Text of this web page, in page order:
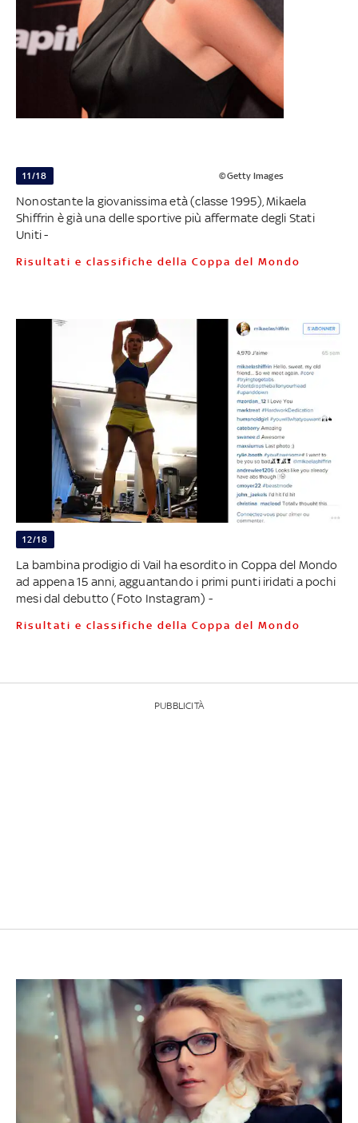
11/18 ©Getty Images
Nonostante la giovanissima età (classe 1995), Mikaela
Shiffrin è già una delle sportive più affermate degli Stati
Uniti -
Risultati e classifiche della Coppa del Mondo
12/18
La bambina prodigio di Vail ha esordito in Coppa del Mondo
ad appena 15 anni, agguantando i primi punti iridati a pochi
mesi dal debutto (Foto Instagram) -
Risultati e classifiche della Coppa del Mondo
PUBBLICITÀ